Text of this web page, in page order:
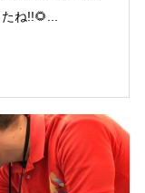
ね!!🌻...